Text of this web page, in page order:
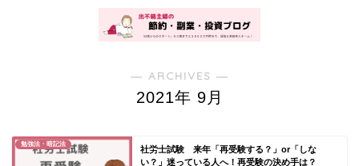
― ARCHIVES ―
2021年 9月
勉強法・暗記法
社労士試験 来年「再受験する？」or「しな
い？」迷っている人へ！再受験の決め手は？